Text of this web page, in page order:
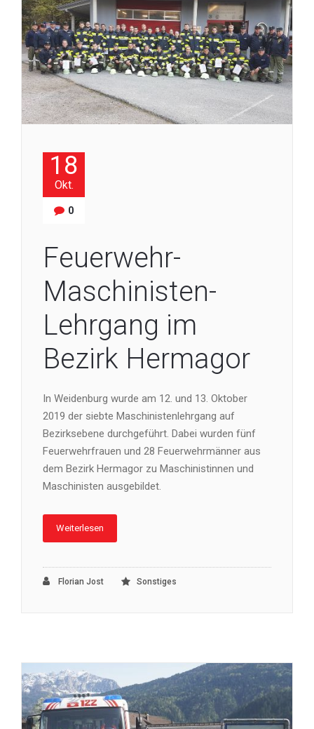
18
Okt.
0
Feuerwehr-
Maschinisten-
Lehrgang im
Bezirk Hermagor
In Weidenburg wurde am 12. und 13. Oktober
2019 der siebte Maschinistenlehrgang auf
Bezirksebene durchgeführt. Dabei wurden fünf
Feuerwehrfrauen und 28 Feuerwehrmänner aus
dem Bezirk Hermagor zu Maschinistinnen und
Maschinisten ausgebildet.
Weiterlesen
Florian Jost Sonstiges